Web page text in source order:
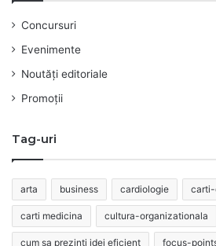
Concursuri
Evenimente
Noutăți editoriale
Promoții
Tag-uri
arta business cardiologie
carti medicina cultura-organizationala
cum sa prezinti idei eficient focus-